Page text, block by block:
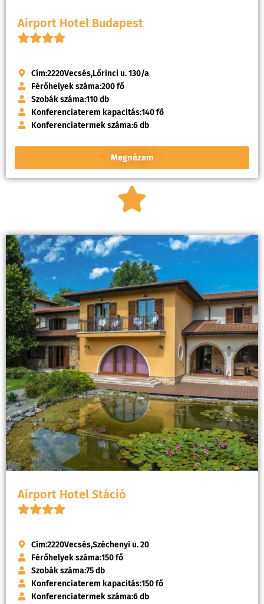
Airport Hotel Budapest
Cím:2220Vecsés,Lőrinci u. 130/a
Férőhelyek száma:200 fő
Szobák száma:110 db
Konferenciaterem kapacitás:140 fő
Konferenciatermek száma:6 db
Megnézem
Airport Hotel Stáció
Cím:2220Vecsés,Széchenyi u. 20
Férőhelyek száma:150 fő
Szobák száma:75 db
Konferenciaterem kapacitás:150 fő
Konferenciatermek száma:6 db